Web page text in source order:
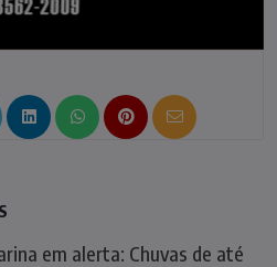
em alerta: Chuvas de até